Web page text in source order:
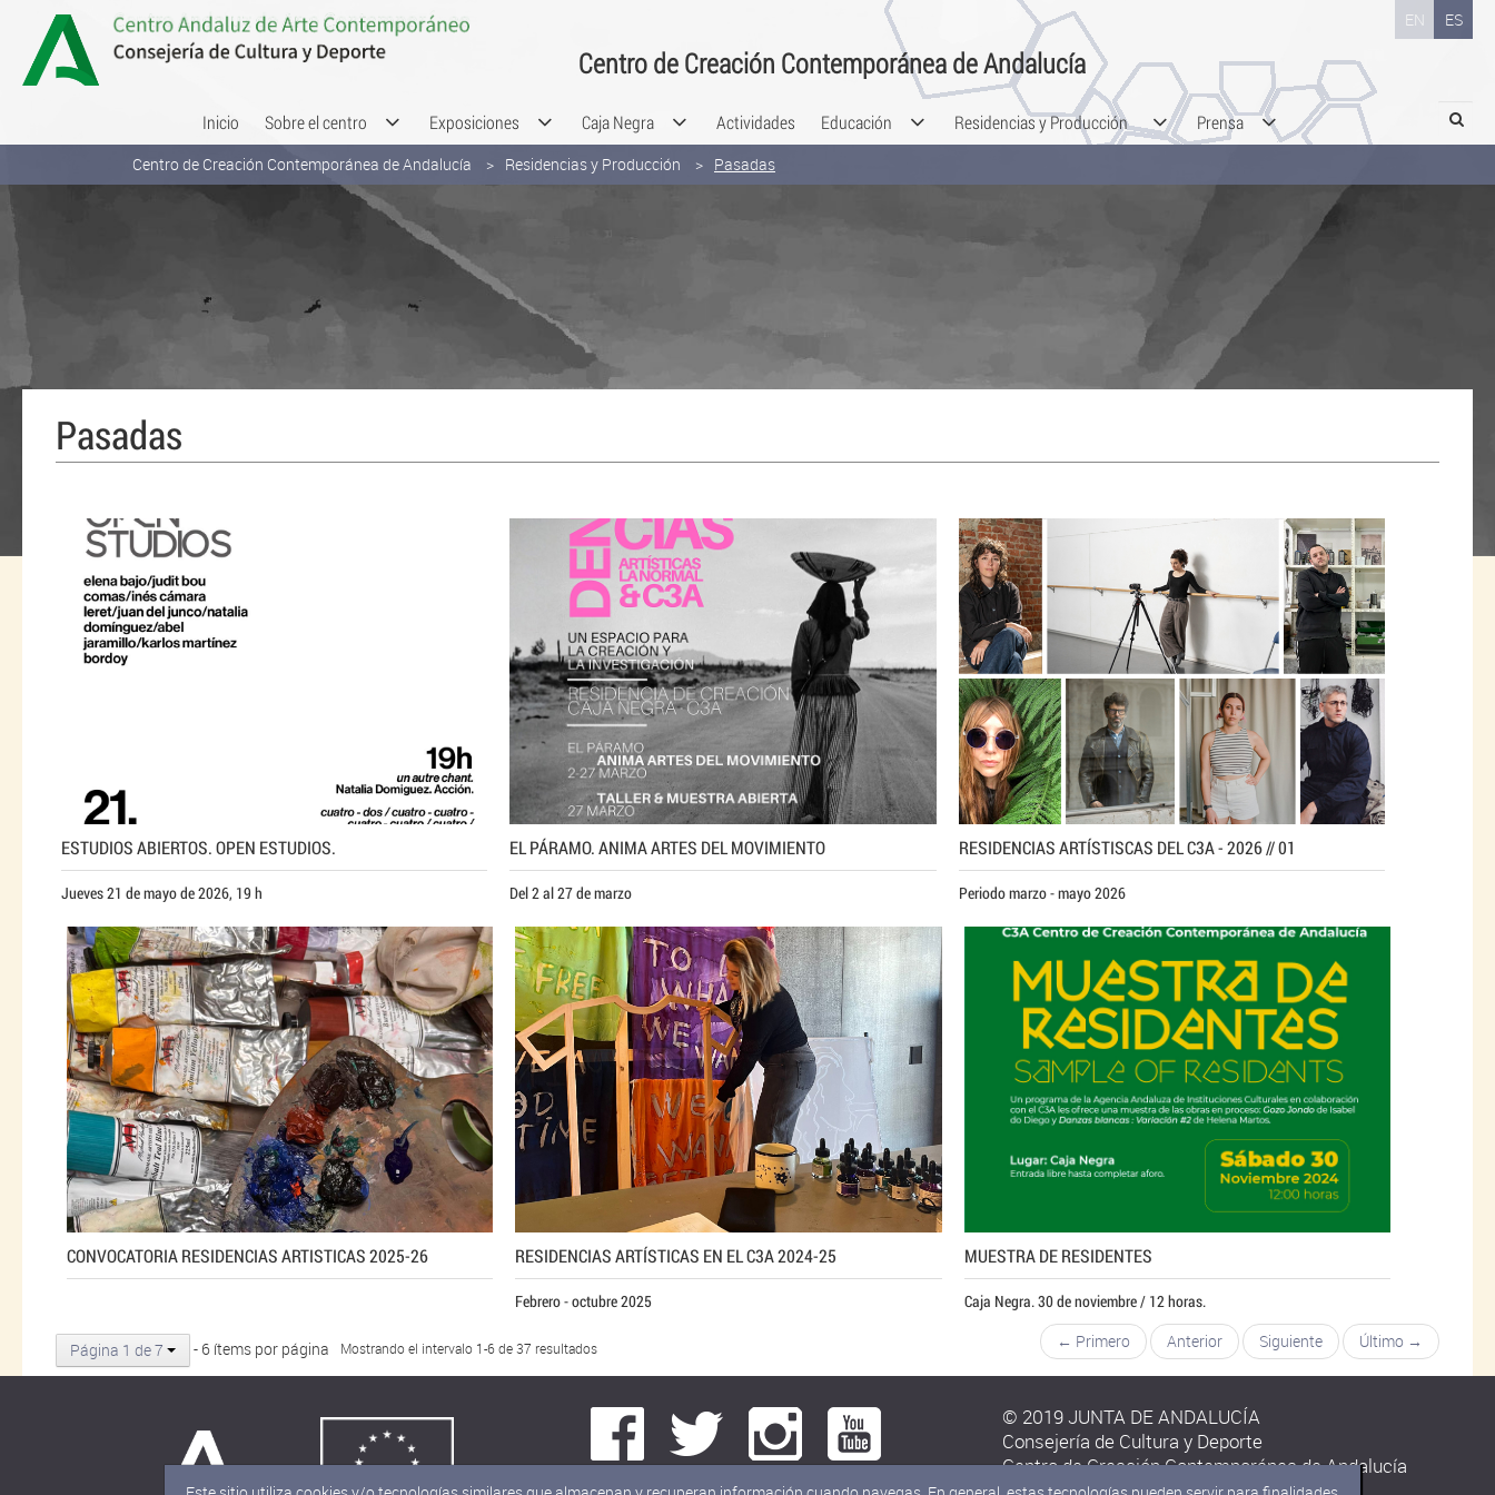
Saltar al contenido ES
EN
Centro de Creación Contemporánea de Andalucía
Inicio Sobre el centro Exposiciones Caja Negra Actividades Educación Residencias y Producción Prensa Search
Centro de Creación Contemporánea de Andalucía Residencias y Producción Pasadas
Pasadas
ESTUDIOS ABIERTOS. OPEN ESTUDIOS.
Jueves 21 de mayo de 2026, 19 h
EL PÁRAMO. ANIMA ARTES DEL MOVIMIENTO
Del 2 al 27 de marzo
RESIDENCIAS ARTÍSTISCAS DEL C3A - 2026 // 01
Periodo marzo - mayo 2026
CONVOCATORIA RESIDENCIAS ARTISTICAS 2025-26 RESIDENCIAS ARTÍSTICAS EN EL C3A 2024-25
Febrero - octubre 2025
MUESTRA DE RESIDENTES
Caja Negra. 30 de noviembre / 12 horas.
Página 1 de 7 - 6 ítems por página Mostrando el intervalo 1-6 de 37 resultados ← Primero Anterior Siguiente Último →
© 2019 JUNTA DE ANDALUCÍA
Consejería de Cultura y Deporte
Centro de Creación Contemporánea de Andalucía